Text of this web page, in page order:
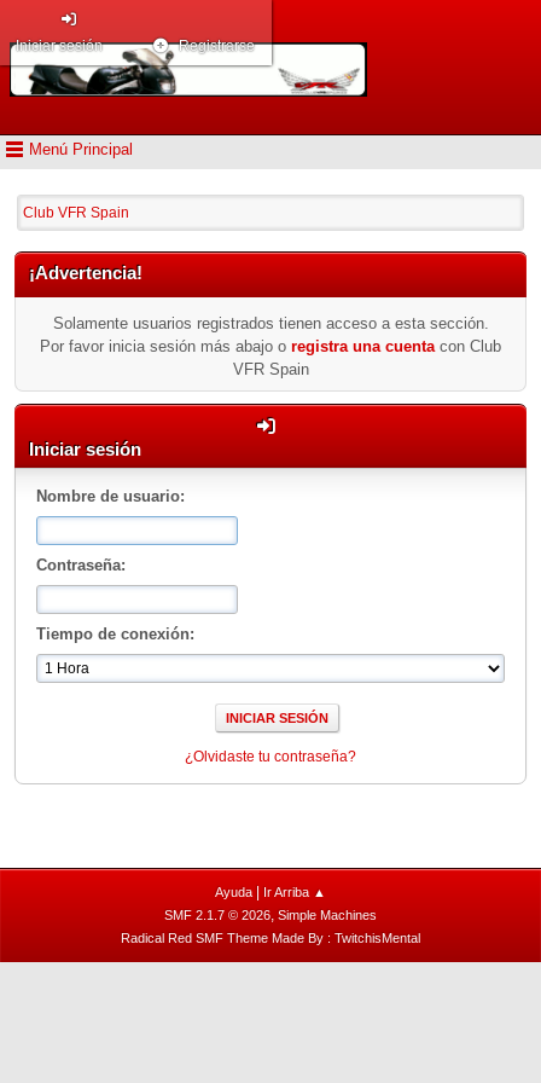
Menú Principal
Iniciar sesión Registrarse
Club VFR Spain
¡Advertencia!
Solamente usuarios registrados tienen acceso a esta sección.
Por favor inicia sesión más abajo o registra una cuenta con Club
VFR Spain
Iniciar sesión
Nombre de usuario:
Contraseña:
Tiempo de conexión:
¿Olvidaste tu contraseña?
Ayuda
Ir Arriba ▲
SMF 2.1.7 © 2026, Simple Machines
Radical Red SMF Theme Made By : TwitchisMental